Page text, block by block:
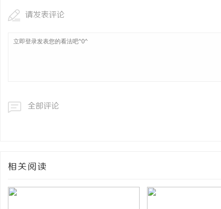
请发表评论
全部评论
相关阅读